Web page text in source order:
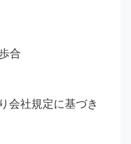
合
会社規定に基づき